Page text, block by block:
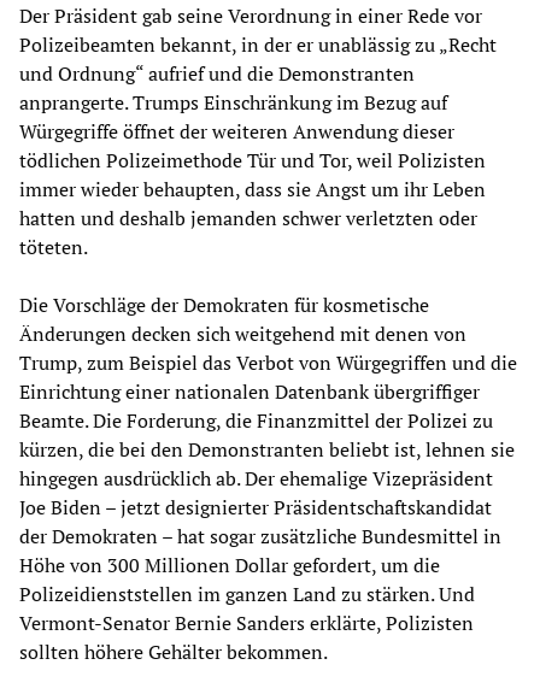
Der Präsident gab seine Verordnung in einer Rede vor
Polizeibeamten bekannt, in der er unablässig zu „Recht
und Ordnung“ aufrief und die Demonstranten
anprangerte. Trumps Einschränkung im Bezug auf
Würgegriffe öffnet der weiteren Anwendung dieser
tödlichen Polizeimethode Tür und Tor, weil Polizisten
immer wieder behaupten, dass sie Angst um ihr Leben
hatten und deshalb jemanden schwer verletzten oder
töteten.
Die Vorschläge der Demokraten für kosmetische
Änderungen decken sich weitgehend mit denen von
Trump, zum Beispiel das Verbot von Würgegriffen und die
Einrichtung einer nationalen Datenbank übergriffiger
Beamte. Die Forderung, die Finanzmittel der Polizei zu
kürzen, die bei den Demonstranten beliebt ist, lehnen sie
hingegen ausdrücklich ab. Der ehemalige Vizepräsident
Joe Biden – jetzt designierter Präsidentschaftskandidat
der Demokraten – hat sogar zusätzliche Bundesmittel in
Höhe von 300 Millionen Dollar gefordert, um die
Polizeidienststellen im ganzen Land zu stärken. Und
Vermont-Senator Bernie Sanders erklärte, Polizisten
sollten höhere Gehälter bekommen.